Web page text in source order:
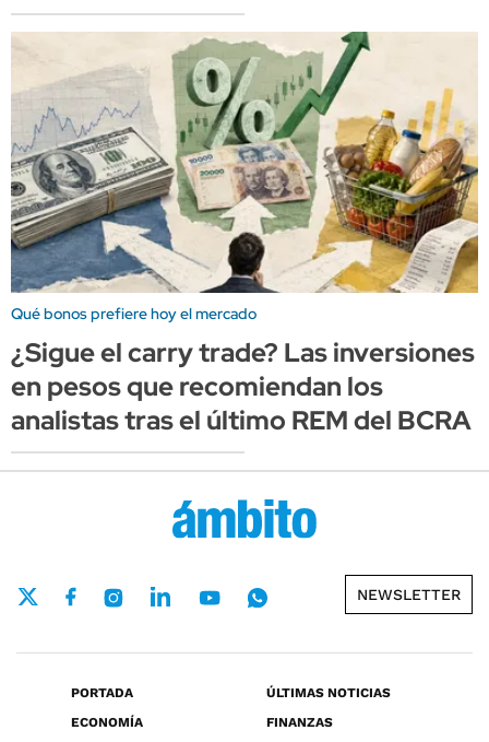
Qué bonos prefiere hoy el mercado
¿Sigue el carry trade? Las inversiones
en pesos que recomiendan los
analistas tras el último REM del BCRA
NEWSLETTER
PORTADA
ÚLTIMAS NOTICIAS
ECONOMÍA
FINANZAS